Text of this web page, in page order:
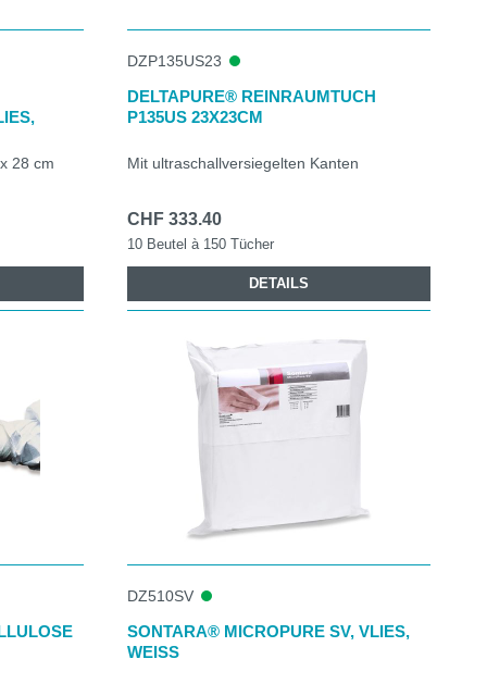
28 cm
DZP135US23
DELTAPURE® REINRAUMTUCH
P135US 23X23CM
Mit ultraschallversiegelten Kanten
CHF 333.40
10 Beutel à 150 Tücher
DETAILS
DZ510SV
SONTARA® MICROPURE SV, VLIES,
WEISS